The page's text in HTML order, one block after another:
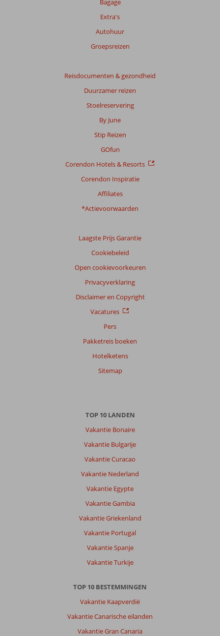
Bagage
Extra's
Autohuur
Groepsreizen
Reisdocumenten & gezondheid
Duurzamer reizen
Stoelreservering
By June
Stip Reizen
GOfun
Corendon Hotels & Resorts
Corendon Inspiratie
Affiliates
*Actievoorwaarden
Laagste Prijs Garantie
Cookiebeleid
Open cookievoorkeuren
Privacyverklaring
Disclaimer en Copyright
Vacatures
Pers
Pakketreis boeken
Hotelketens
Sitemap
TOP 10 LANDEN
Vakantie Bonaire
Vakantie Bulgarije
Vakantie Curacao
Vakantie Nederland
Vakantie Egypte
Vakantie Gambia
Vakantie Griekenland
Vakantie Portugal
Vakantie Spanje
Vakantie Turkije
TOP 10 BESTEMMINGEN
Vakantie Kaapverdië
Vakantie Canarische eilanden
Vakantie Gran Canaria